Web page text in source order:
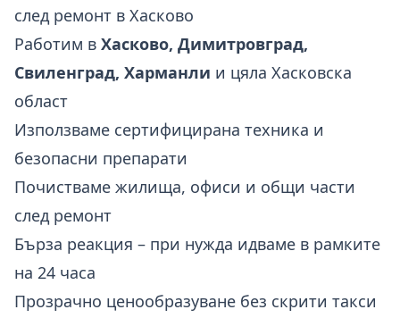
след ремонт в Хасково
Работим в Хасково, Димитровград,
Свиленград, Харманли и цяла Хасковска
област
Използваме сертифицирана техника и
безопасни препарати
Почистваме жилища, офиси и общи части
след ремонт
Бърза реакция – при нужда идваме в рамките
на 24 часа
Прозрачно ценообразуване без скрити такси